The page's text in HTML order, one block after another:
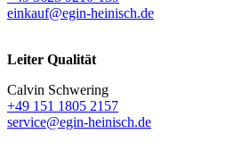
einkauf@egin-heinisch.de
Leiter Qualität
Calvin Schwering
+49 151 1805 2157
service@egin-heinisch.de